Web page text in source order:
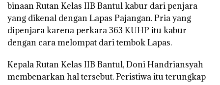
binaan Rutan Kelas IIB Bantul kabur dari penjara
yang dikenal dengan Lapas Pajangan. Pria yang
dipenjara karena perkara 363 KUHP itu kabur
dengan cara melompat dari tembok Lapas.
Kepala Rutan Kelas IIB Bantul, Doni Handriansyah
membenarkan hal tersebut. Peristiwa itu terungkap